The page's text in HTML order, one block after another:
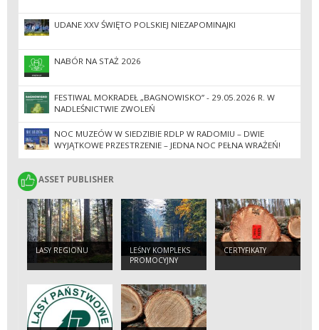
UDANE XXV ŚWIĘTO POLSKIEJ NIEZAPOMINAJKI
NABÓR NA STAŻ 2026
FESTIWAL MOKRADEŁ „BAGNOWISKO” - 29.05.2026 R. W
NADLEŚNICTWIE ZWOLEŃ
NOC MUZEÓW W SIEDZIBIE RDLP W RADOMIU – DWIE
WYJĄTKOWE PRZESTRZENIE – JEDNA NOC PEŁNA WRAŻEŃ!
ASSET PUBLISHER
ASSET PUBLISHER
LASY REGIONU
LEŚNY KOMPLEKS
PROMOCYJNY
"PUSZCZA
CERTYFIKATY